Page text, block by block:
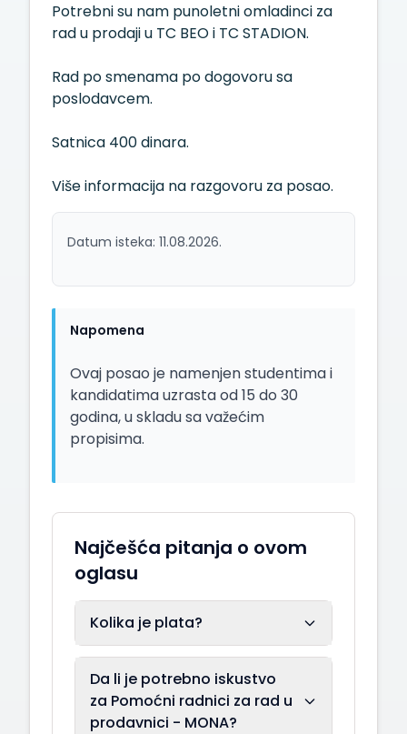
Potrebni su nam punoletni omladinci za
rad u prodaji u TC BEO i TC STADION.
Rad po smenama po dogovoru sa
poslodavcem.
Satnica 400 dinara.
Više informacija na razgovoru za posao.
Datum isteka: 11.08.2026.
Napomena
Ovaj posao je namenjen studentima i
kandidatima uzrasta od 15 do 30
godina, u skladu sa važećim
propisima.
Najčešća pitanja o ovom
oglasu
Kolika je plata?
Da li je potrebno iskustvo
za Pomoćni radnici za rad u
prodavnici - MONA?